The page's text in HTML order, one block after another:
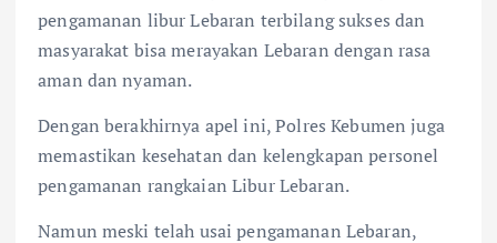
pengamanan libur Lebaran terbilang sukses dan
masyarakat bisa merayakan Lebaran dengan rasa
aman dan nyaman.
Dengan berakhirnya apel ini, Polres Kebumen juga
memastikan kesehatan dan kelengkapan personel
pengamanan rangkaian Libur Lebaran.
Namun meski telah usai pengamanan Lebaran,